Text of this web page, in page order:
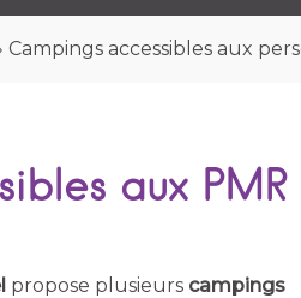
Campings accessibles aux
aux PMR
propose plusieurs campings